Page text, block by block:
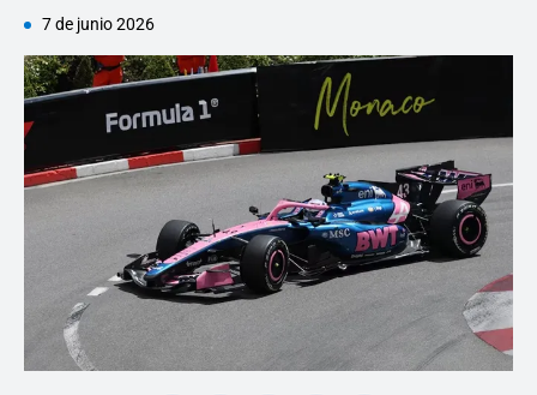
7 de junio 2026